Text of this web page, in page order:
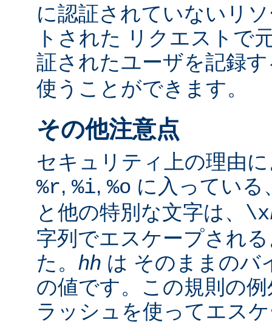
に認証されていないリ
トされた リクエストで
証されたユーザを記録
使うことができます。
その他注意点
セキュリティ上の理由
%r, %i, %o に入っている
と他の特別な文字は、 \x
字列でエスケープされ
た。 hh は そのままのバ
の値です。この規則の
ラッシュを使ってエス